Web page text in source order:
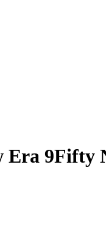
Era 9Fifty